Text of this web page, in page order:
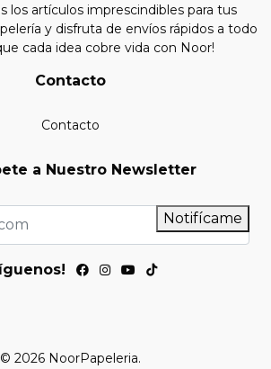
los artículos imprescindibles para tus
y disfruta de envíos rápidos a todo
cada idea cobre vida con Noor!
Contacto
Contacto
a Nuestro Newsletter
Notifícame
© 2026 NoorPapeleria.